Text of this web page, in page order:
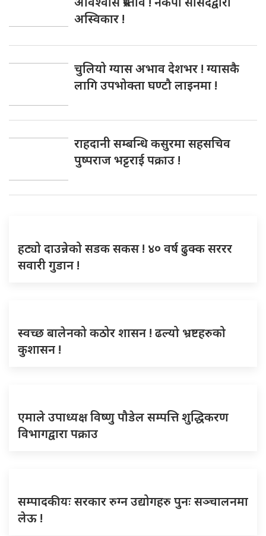
अस्विकार !
चुलियो ग्यास अभाव देशभर ! ग्यासकै
लागि उपभोक्ता घण्टौ लाइनमा !
राहदानी सम्बन्धि कसुरमा सहसचिव
पुष्पराज भट्टराई पक्राउ !
हट्यो दाउन्नेको सडक सकस ! ४० वर्ष ढुक्क सररर
सवारी गुडान !
स्वच्छ बालेनको कठोर शासन ! ढल्यो भ्रष्टहरुको
कुशासन !
एमाले उपाध्यक्ष विष्णु पौडेल सम्पत्ति शुद्धिकरण
विभागद्वारा पक्राउ
सम्पादकीयः सरकार रुग्न उद्योगहरु पुनः सञ्चालनमा
लेऊ !